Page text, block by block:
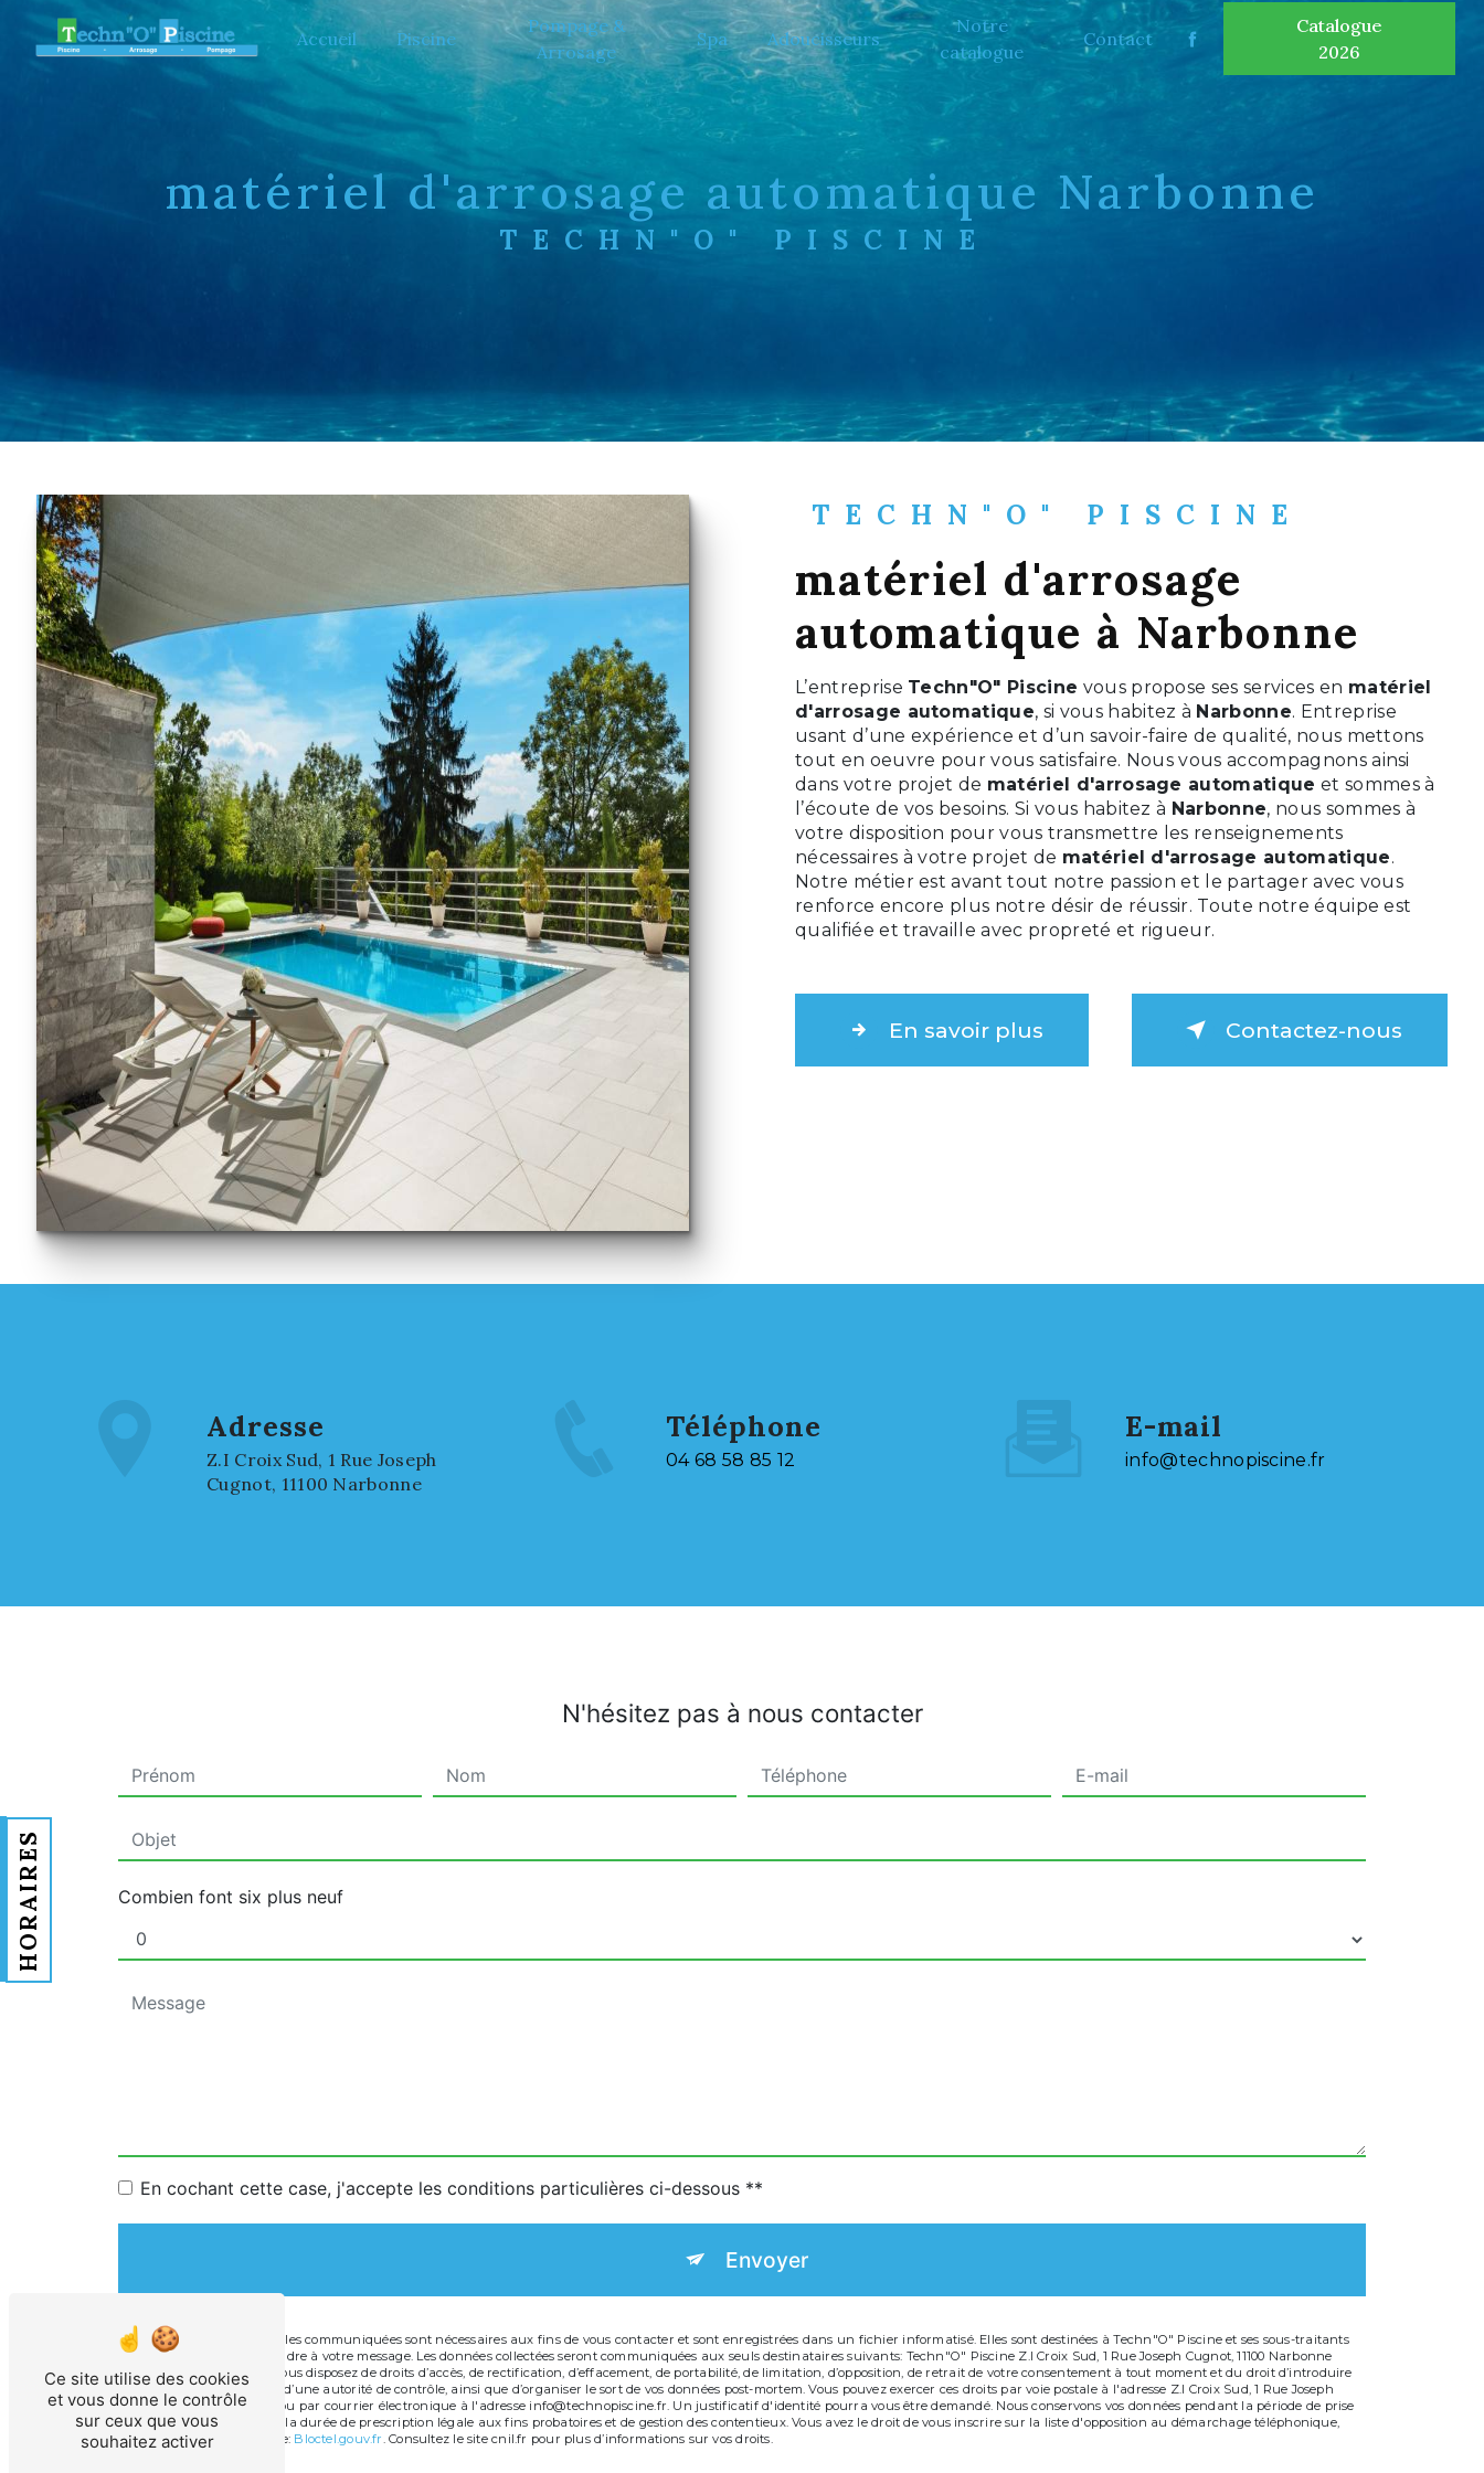
HORAIRES
Accueil Piscine
Pompage &
Arrosage
Spa Adoucisseurs
Notre
catalogue
Contact
Catalogue
2026
matériel d'arrosage automatique Narbonne
TECHN"O" PISCINE
TECHN"O" PISCINE
matériel d'arrosage
automatique à Narbonne
L’entreprise Techn"O" Piscine vous propose ses services en matériel
d'arrosage automatique, si vous habitez à Narbonne. Entreprise
usant d’une expérience et d’un savoir-faire de qualité, nous mettons
tout en oeuvre pour vous satisfaire. Nous vous accompagnons ainsi
dans votre projet de matériel d'arrosage automatique et sommes à
l’écoute de vos besoins. Si vous habitez à Narbonne, nous sommes à
votre disposition pour vous transmettre les renseignements
nécessaires à votre projet de matériel d'arrosage automatique.
Notre métier est avant tout notre passion et le partager avec vous
renforce encore plus notre désir de réussir. Toute notre équipe est
qualifiée et travaille avec propreté et rigueur.
En savoir plus Contactez-nous
Adresse
Z.I Croix Sud, 1 Rue Joseph
Cugnot, 11100 Narbonne
Téléphone
04 68 58 85 12
E-mail
info@technopiscine.fr
N'hésitez pas à nous contacter
Combien font six plus neuf
En cochant cette case, j'accepte les conditions particulières ci-dessous **
Envoyer
** Les données personnelles communiquées sont nécessaires aux fins de vous contacter et sont enregistrées dans un fichier informatisé. Elles sont destinées à Techn"O" Piscine et ses sous-traitants
dans le seul but de répondre à votre message. Les données collectées seront communiquées aux seuls destinataires suivants: Techn"O" Piscine Z.I Croix Sud, 1 Rue Joseph Cugnot, 11100 Narbonne
info@technopiscine.fr. Vous disposez de droits d’accès, de rectification, d’effacement, de portabilité, de limitation, d’opposition, de retrait de votre consentement à tout moment et du droit d’introduire
une réclamation auprès d’une autorité de contrôle, ainsi que d’organiser le sort de vos données post-mortem. Vous pouvez exercer ces droits par voie postale à l'adresse Z.I Croix Sud, 1 Rue Joseph
Cugnot, 11100 Narbonne ou par courrier électronique à l'adresse info@technopiscine.fr. Un justificatif d'identité pourra vous être demandé. Nous conservons vos données pendant la période de prise
de contact puis pendant la durée de prescription légale aux fins probatoires et de gestion des contentieux. Vous avez le droit de vous inscrire sur la liste d'opposition au démarchage téléphonique,
disponible à cette adresse: Bloctel.gouv.fr. Consultez le site cnil.fr pour plus d’informations sur vos droits.
Panneau de gestion des cookies
Ce site utilise des cookies
et vous donne le contrôle
sur ceux que vous
souhaitez activer